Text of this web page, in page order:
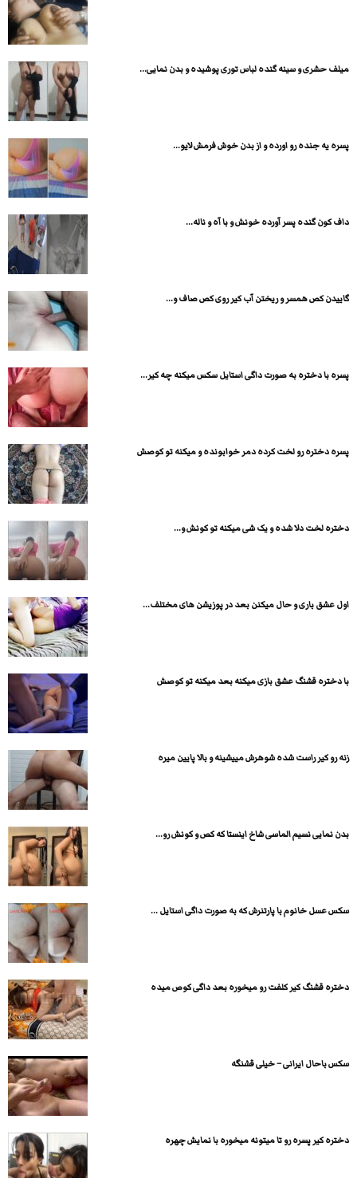
میلف حشری و سینه گنده لباس توری پوشیده و بدن نمایی...
پسره یه جنده رو اورده و از بدن خوش فرمش لایو...
داف کون گنده پسر آورده خونش و با آه و ناله...
گاییدن کص همسر و ریختن آب کیر روی کص صاف و...
پسره با دختره به صورت داگی استایل سکس میکنه چه کیر...
پسره دختره رو لخت کرده دمر خوابونده و میکنه تو کوصش
دختره لخت دلا شده و یک شی میکنه تو کونش و...
اول عشق باری و حال میکنن بعد در پوزیشن های مختلف...
با دختره قشنگ عشق بازی میکنه بعد میکنه تو کوصش
زنه رو کیر راست شده شوهرش مییشینه و بالا پایین میره
بدن نمایی نسیم الماسی شاخ اینستا که کص و کونش رو...
سکس عسل خانوم با پارتنرش که به صورت داگی استایل ...
دختره قشنگ کیر کلفت رو میخوره بعد داگی کوص میده
سکس باحال ایرانی – خیلی قشنگه
دختره کیر پسره رو تا میتونه میخوره با نمایش چهره